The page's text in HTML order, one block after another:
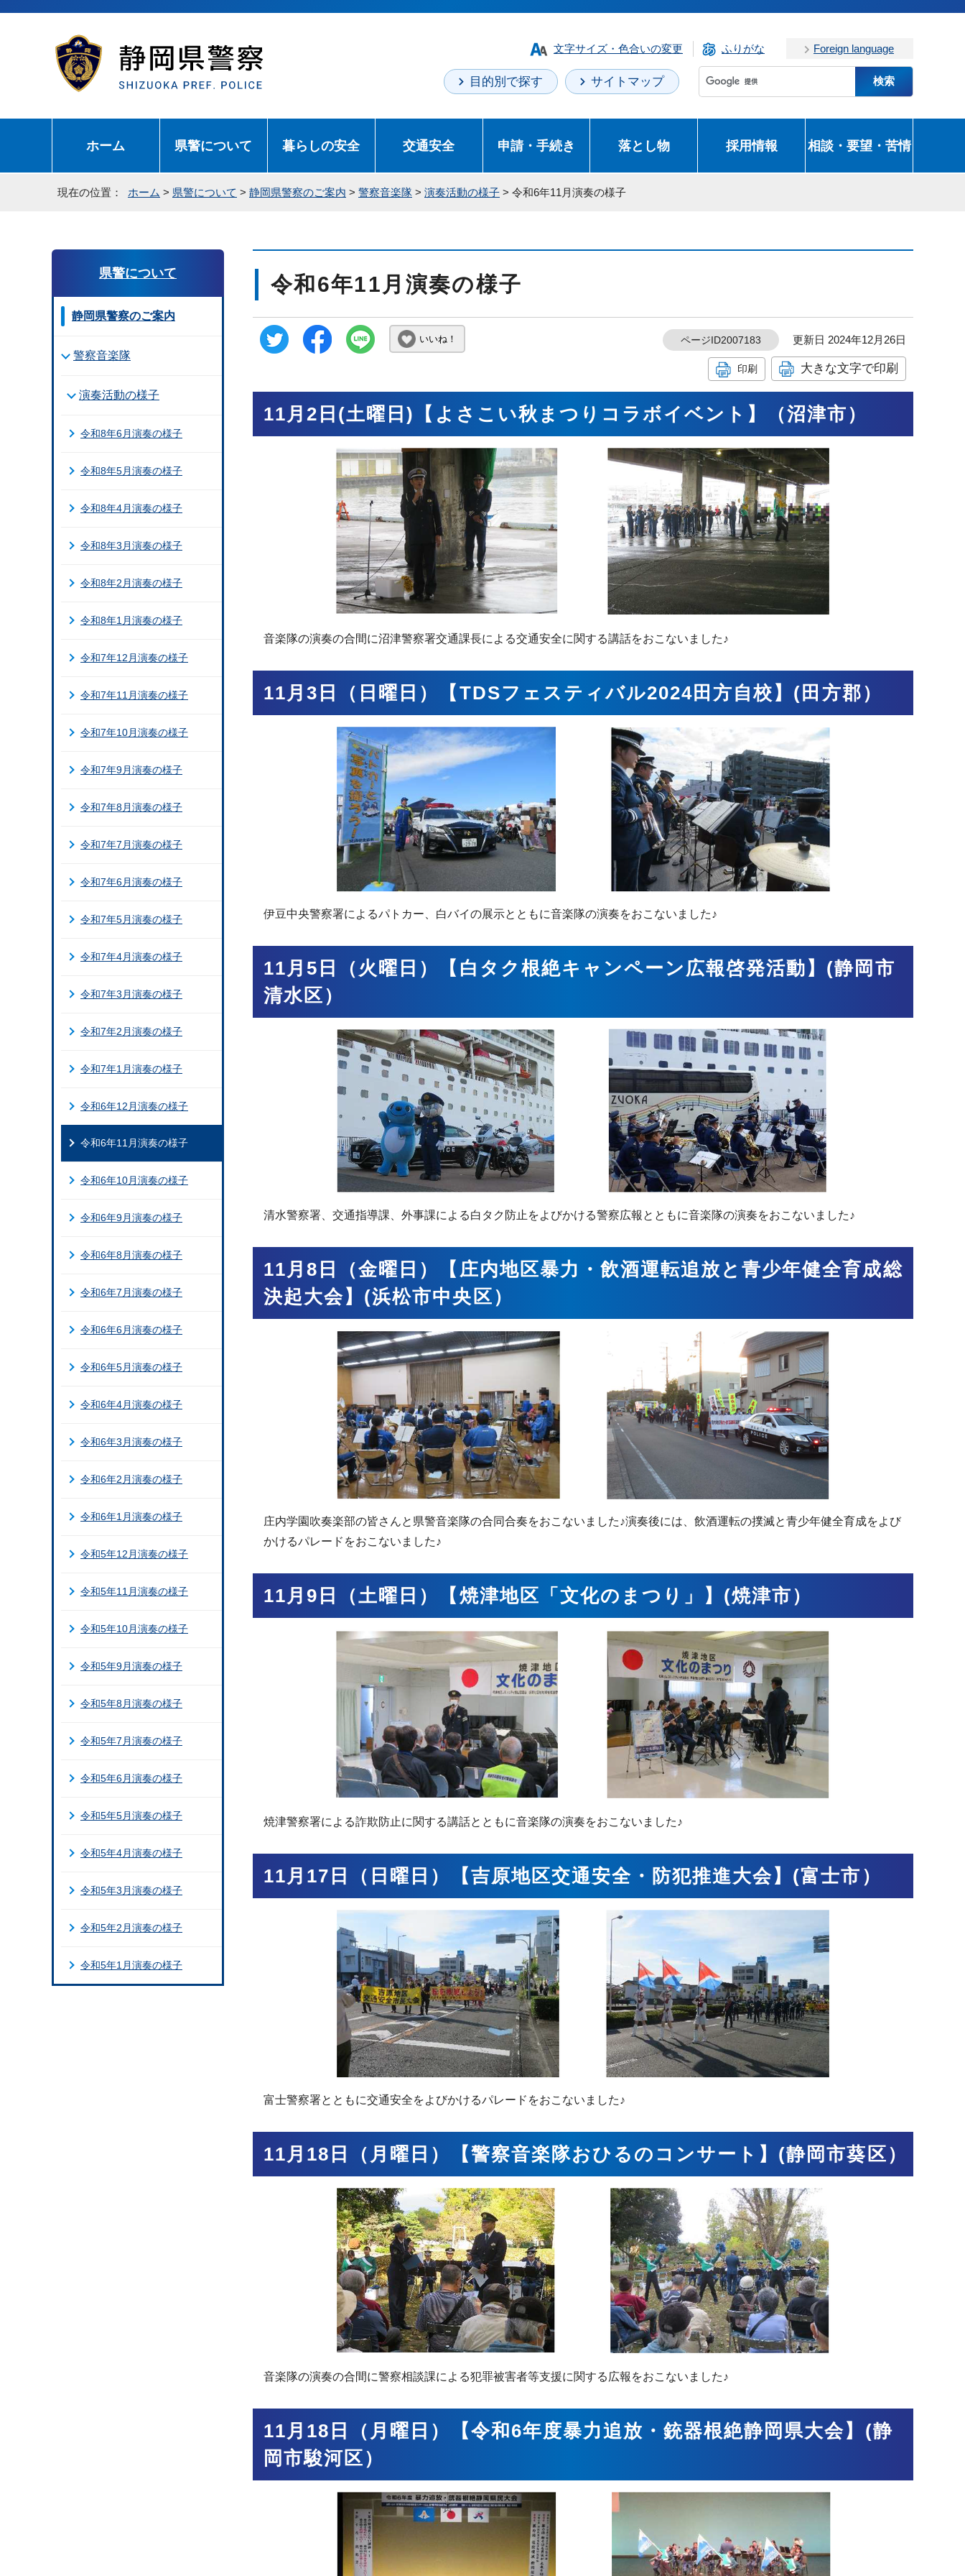
文字サイズ・色合いの変更 ふりがな Foreign language
目的別で探す サイトマップ
ホーム 県警について 暮らしの安全 交通安全 申請・手続き 落とし物 採用情報 相談・要望・苦情
現在の位置： ホーム > 県警について > 静岡県警察のご案内 > 警察音楽隊 > 演奏活動の様子 > 令和6年11月演奏の様子
令和6年11月演奏の様子
いいね！ ページID2007183 更新日 2024年12月26日
印刷 大きな文字で印刷
11月2日(土曜日)【よさこい秋まつりコラボイベント】（沼津市）
音楽隊の演奏の合間に沼津警察署交通課長による交通安全に関する講話をおこないました♪
11月3日（日曜日）【TDSフェスティバル2024田方自校】(田方郡）
伊豆中央警察署によるパトカー、白バイの展示とともに音楽隊の演奏をおこないました♪
11月5日（火曜日）【白タク根絶キャンペーン広報啓発活動】(静岡市
清水区）
清水警察署、交通指導課、外事課による白タク防止をよびかける警察広報とともに音楽隊の演奏をおこないました♪
11月8日（金曜日）【庄内地区暴力・飲酒運転追放と青少年健全育成総
決起大会】(浜松市中央区）
庄内学園吹奏楽部の皆さんと県警音楽隊の合同合奏をおこないました♪演奏後には、飲酒運転の撲滅と青少年健全育成をよび
かけるパレードをおこないました♪
11月9日（土曜日）【焼津地区「文化のまつり」】(焼津市）
焼津警察署による詐欺防止に関する講話とともに音楽隊の演奏をおこないました♪
11月17日（日曜日）【吉原地区交通安全・防犯推進大会】(富士市）
富士警察署とともに交通安全をよびかけるパレードをおこないました♪
11月18日（月曜日）【警察音楽隊おひるのコンサート】(静岡市葵区）
音楽隊の演奏の合間に警察相談課による犯罪被害者等支援に関する広報をおこないました♪
11月18日（月曜日）【令和6年度暴力追放・銃器根絶静岡県大会】(静
岡市駿河区）
県警について
静岡県警察のご案内
警察音楽隊
演奏活動の様子
令和8年6月演奏の様子
令和8年5月演奏の様子
令和8年4月演奏の様子
令和8年3月演奏の様子
令和8年2月演奏の様子
令和8年1月演奏の様子
令和7年12月演奏の様子
令和7年11月演奏の様子
令和7年10月演奏の様子
令和7年9月演奏の様子
令和7年8月演奏の様子
令和7年7月演奏の様子
令和7年6月演奏の様子
令和7年5月演奏の様子
令和7年4月演奏の様子
令和7年3月演奏の様子
令和7年2月演奏の様子
令和7年1月演奏の様子
令和6年12月演奏の様子
令和6年11月演奏の様子
令和6年10月演奏の様子
令和6年9月演奏の様子
令和6年8月演奏の様子
令和6年7月演奏の様子
令和6年6月演奏の様子
令和6年5月演奏の様子
令和6年4月演奏の様子
令和6年3月演奏の様子
令和6年2月演奏の様子
令和6年1月演奏の様子
令和5年12月演奏の様子
令和5年11月演奏の様子
令和5年10月演奏の様子
令和5年9月演奏の様子
令和5年8月演奏の様子
令和5年7月演奏の様子
令和5年6月演奏の様子
令和5年5月演奏の様子
令和5年4月演奏の様子
令和5年3月演奏の様子
令和5年2月演奏の様子
令和5年1月演奏の様子